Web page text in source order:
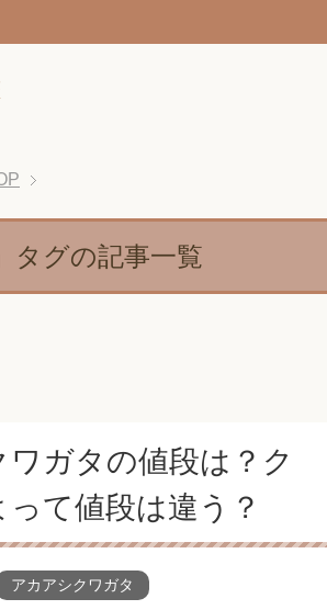
タグの記事一覧
ガタの値段は？ク
て値段は違う？
アカアシクワガタ